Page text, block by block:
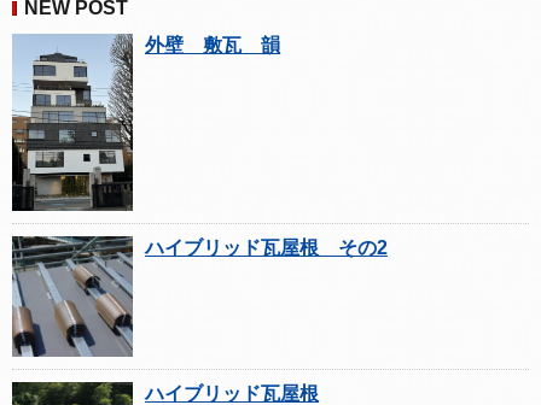
NEW POST
外壁 敷瓦 韻
ハイブリッド瓦屋根 その2
ハイブリッド瓦屋根